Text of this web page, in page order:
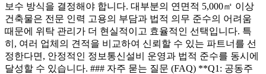
보수 방식을 결정해야 합니다. 대부분의 연면적 5,000㎡ 이상
건축물은 전문 인력 고용의 부담과 법적 의무 준수의 어려움
때문에 위탁 관리가 더 현실적이고 효율적인 선택입니다. 특
히, 여러 업체의 견적을 비교하여 신뢰할 수 있는 파트너를 선
정한다면, 안정적인 정보통신설비 운영과 법적 준수를 동시에
달성할 수 있습니다. ### 자주 묻는 질문 (FAQ) **Q1: 공동주